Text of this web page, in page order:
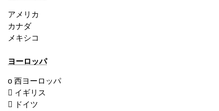
アメリカ
カナダ
メキシコ
ヨーロッパ
o 西ヨーロッパ
 イギリス
 ドイツ